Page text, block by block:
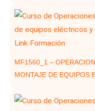
MF1560_1 –
MONTAJE DE EQUIPOS